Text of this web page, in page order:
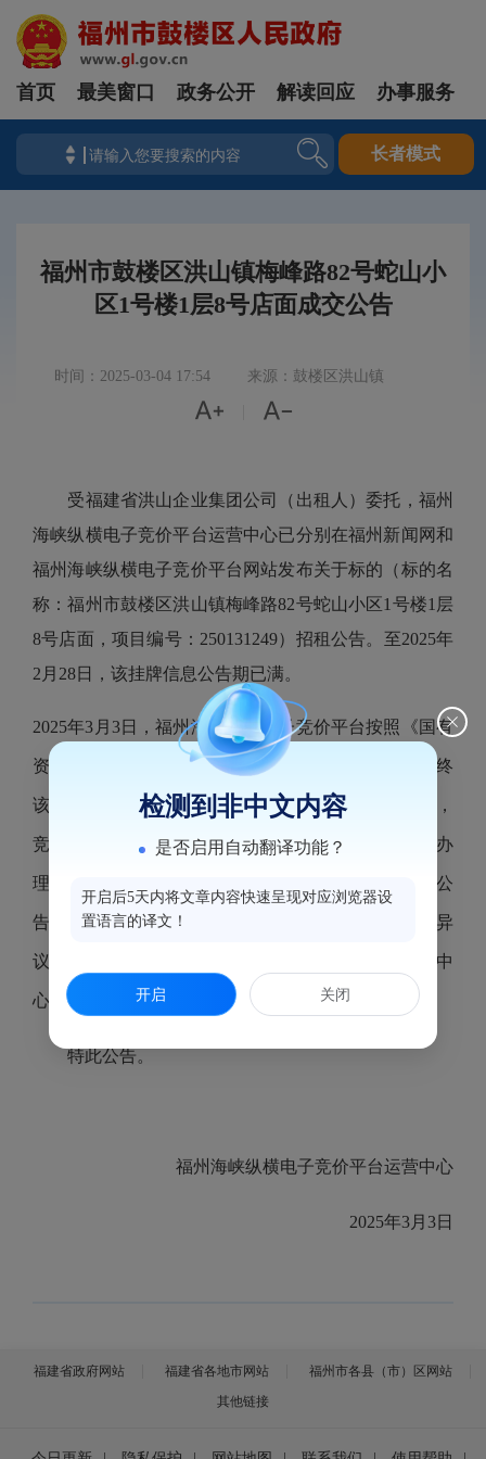
首页 最美窗口 政务公开 解读回应 办事服务
长者模式
福州市鼓楼区洪山镇梅峰路82号蛇山小
区1号楼1层8号店面成交公告
时间：2025-03-04 17:54 来源：鼓楼区洪山镇
 
受福建省洪山企业集团公司（出租人）委托，福州
海峡纵横电子竞价平台运营中心已分别在福州新闻网和
福州海峡纵横电子竞价平台网站发布关于标的（标的名
称：福州市鼓楼区洪山镇梅峰路82号蛇山小区1号楼1层
8号店面，项目编号：250131249）招租公告。至2025年
2月28日，该挂牌信息公告期已满。
2025年3月3日，福州海峡纵横电子竞价平台按照《国有
资产公开招租办理规程（试行）》组织电子竞价。最终
该标的以租金10000（元/月）成交，承租人为杨慧英，
竞价活动已经结束，该项目相关的交割手续将于近期办
理。现将本次竞价结果进行公告，公告5个工作日（公
告期：2025年3月3日-2025年3月7日），对本结果有异
议者请在公告期内向福州海峡纵横电子竞价平台运营中
心署名反映。
特此公告。
福州海峡纵横电子竞价平台运营中心
2025年3月3日
福建省政府网站 福建省各地市网站
福州市各县（市）区网站
其他链接
检测到非中文内容
是否启用自动翻译功能？
开启后5天内将文章内容快速呈现对应浏览器设
置语言的译文！
开启 关闭